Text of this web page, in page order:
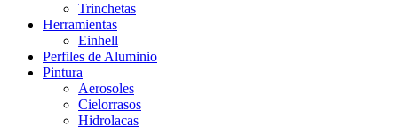
Trinchetas
Herramientas
Einhell
Perfiles de Aluminio
Pintura
Aerosoles
Cielorrasos
Hidrolacas